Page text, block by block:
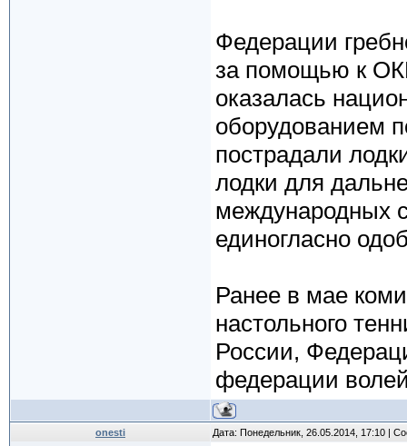
Федерации
за помощью к
оказалась
оборудованием
пострадали
лодки для
международных
единогласно
Ранее в мае
настольного
России,
федерации
onesti Дата: Понедельник, 26.05.2014, 17:10 |